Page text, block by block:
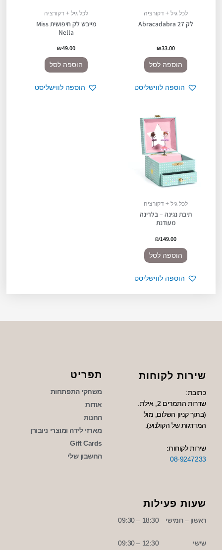
לכל גיל + דקורציה
לק 27 Abracadabra
₪33.00
הוספה לסל
הוספה לווישליסט
לכל גיל + דקורציה
מייבש לק חיפושית Miss
Nella
₪49.00
הוספה לסל
הוספה לווישליסט
לכל גיל + דקורציה
תיבת נגינה – בלרינה
מעודנת
₪149.00
הוספה לסל
הוספה לווישליסט
שירות לקוחות
כתובת:
שדרות התמרים 2, אילת.
(בתוך קניון השלום, מול
המדרגות של הקולנוע).
שירות לקוחות:
08-9247233
תפריט
משחקי התפתחות
אודות
החנות
מארזי לידה ומוצרי ניובורן
Gift Cards
החשבון שלי
שעות פעילות
ראשון – חמישי
שישי
18:30 – 09:30
12:30 – 09:30